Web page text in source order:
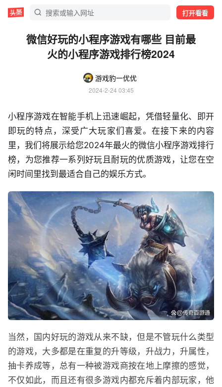
打开看看
微信好玩的小程序游戏有哪些 目前最
火的小程序游戏排行榜2024
游戏豹一优优
2024-2-24 03:45
小程序游戏在智能手机上迅速崛起，凭借轻量化、即开
即玩的特点，深受广大玩家们喜爱。在接下来的内容
里，我们将展示给您2024年最火的微信小程序游戏排行
榜，为您推荐一系列好玩且耐玩的优质游戏，让您在空
闲时间里找到最适合自己的娱乐方式。
当然，国内好玩的游戏从来不缺，但是不管玩什么类型
的游戏，大多都是在重复的升等级，升战力，升属性，
抽卡养成等，总有一种被游戏商按在地上摩擦的感觉，
不仅如此，而且还有很多游戏内都充斥着内部玩家，他